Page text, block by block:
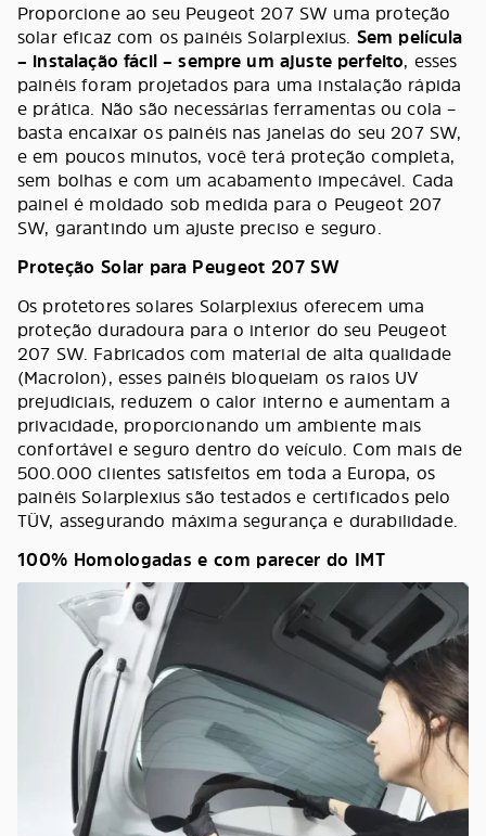
Proporcione ao seu Peugeot 207 SW uma proteção
solar eficaz com os painéis Solarplexius. Sem película
– instalação fácil – sempre um ajuste perfeito, esses
painéis foram projetados para uma instalação rápida
e prática. Não são necessárias ferramentas ou cola –
basta encaixar os painéis nas janelas do seu 207 SW,
e em poucos minutos, você terá proteção completa,
sem bolhas e com um acabamento impecável. Cada
painel é moldado sob medida para o Peugeot 207
SW, garantindo um ajuste preciso e seguro.
Proteção Solar para Peugeot 207 SW
Os protetores solares Solarplexius oferecem uma
proteção duradoura para o interior do seu Peugeot
207 SW. Fabricados com material de alta qualidade
(Macrolon), esses painéis bloqueiam os raios UV
prejudiciais, reduzem o calor interno e aumentam a
privacidade, proporcionando um ambiente mais
confortável e seguro dentro do veículo. Com mais de
500.000 clientes satisfeitos em toda a Europa, os
painéis Solarplexius são testados e certificados pelo
TÜV, assegurando máxima segurança e durabilidade.
100% Homologadas e com parecer do IMT